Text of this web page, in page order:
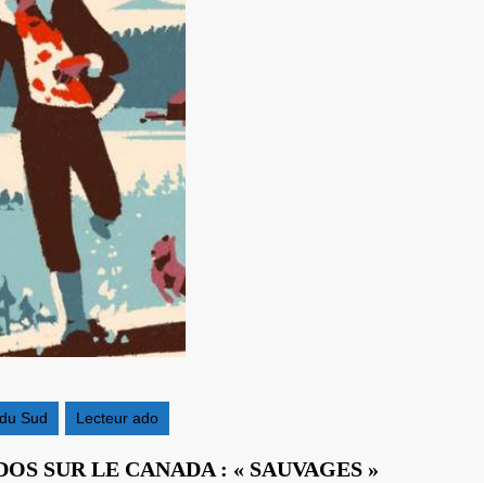
Sud Lecteur ado
SUR LE CANADA : « SAUVAGES »